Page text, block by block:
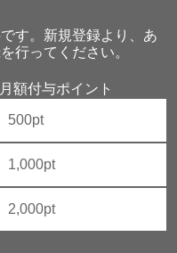
す。新規登録より、あ
行ってください。
月額付与ポイント
500pt
1,000pt
2,000pt